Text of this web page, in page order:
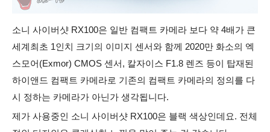
소니 사이버샷 RX100은 일반 컴팩트 카메라 보다 약 4배가 큰
세계최초 1인치 크기의 이미지 센서와 함께 2020만 화소의 엑
스모어(Exmor) CMOS 센서, 칼자이스 F1.8 렌즈 등이 탑재된
하이앤드 컴팩트 카메라로 기존의 컴팩트 카메라의 정의를 다
시 정하는 카메라가 아닌가 생각됩니다.
제가 사용중인 소니 사이버샷 RX100은 블랙 색상인데요. 전체